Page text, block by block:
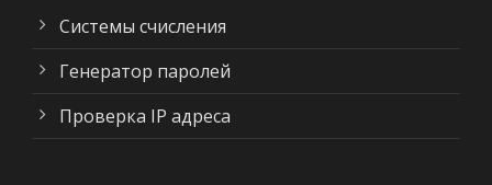
Системы счисления
Генератор паролей
Проверка IP адреса